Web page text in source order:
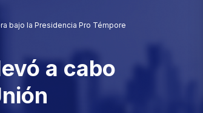
bajo la Presidencia Pro Témpore
a cabo